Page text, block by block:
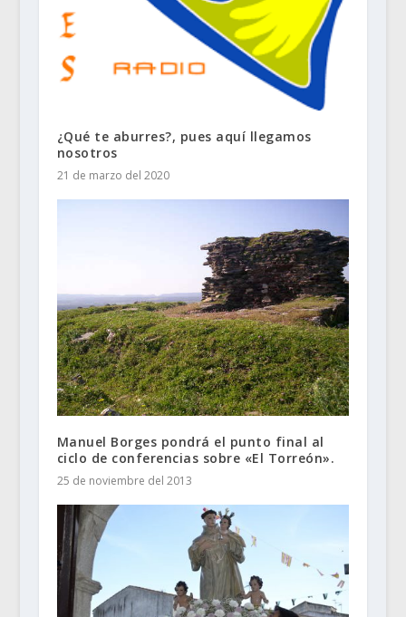
¿Qué te aburres?, pues aquí llegamos
nosotros
21 de marzo del 2020
Manuel Borges pondrá el punto final al
ciclo de conferencias sobre «El Torreón».
25 de noviembre del 2013